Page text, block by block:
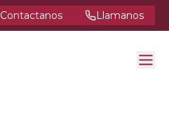
Contactanos Llamanos